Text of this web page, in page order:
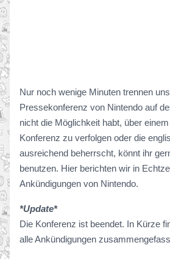
Nur noch wenige Minuten trennen
Pressekonferenz von Nintendo auf
nicht die Möglichkeit habt, über
Konferenz zu verfolgen oder die
ausreichend beherrscht, könnt ihr
benutzen. Hier berichten wir in
Ankündigungen von Nintendo.
*Update*
Die Konferenz ist beendet. In Kürze
alle Ankündigungen